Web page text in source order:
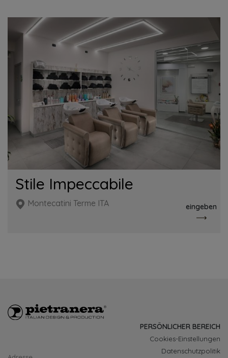
Stile Impeccabile
Montecatini Terme ITA eingeben
PERSÖNLICHER BEREICH
Cookies-Einstellungen
Datenschutzpolitik